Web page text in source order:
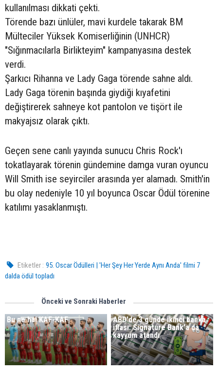
kullanılması dikkati çekti.
Törende bazı ünlüler, mavi kurdele takarak BM
Mülteciler Yüksek Komiserliğinin (UNHCR)
"Sığınmacılarla Birlikteyim" kampanyasına destek
verdi.
Şarkıcı Rihanna ve Lady Gaga törende sahne aldı.
Lady Gaga törenin başında giydiği kıyafetini
değiştirerek sahneye kot pantolon ve tişört ile
makyajsız olarak çıktı.
Geçen sene canlı yayında sunucu Chris Rock'ı
tokatlayarak törenin gündemine damga vuran oyuncu
Will Smith ise seyirciler arasında yer alamadı. Smith'in
bu olay nedeniyle 10 yıl boyunca Oscar Ödül törenine
katılımı yasaklanmıştı.
Etiketler : 95. Oscar Ödülleri | 'Her Şey Her Yerde Aynı Anda' filmi 7
dalda ödül topladı
Önceki ve Sonraki Haberler
Bu ne hal KAF-KAF
ABD'de 3 günde ikinci banka
iflası: Signature Bank'a da
kayyum atandı